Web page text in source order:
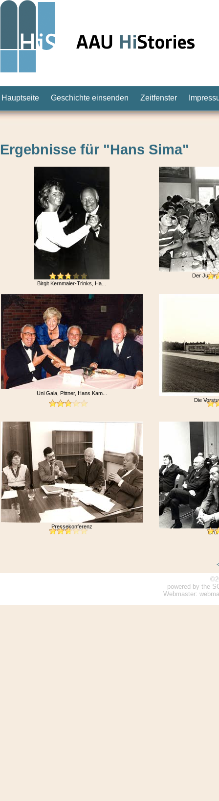
Hauptseite Geschichte einsenden Zeitfenster
Ergebnisse für "Hans Sima"
Birgit Kernmaier-Trinks, Ha...
Der
Uni Gala, Pittner, Hans Kam...
Die
Pressekonferenz
powered by the
Webmaster: